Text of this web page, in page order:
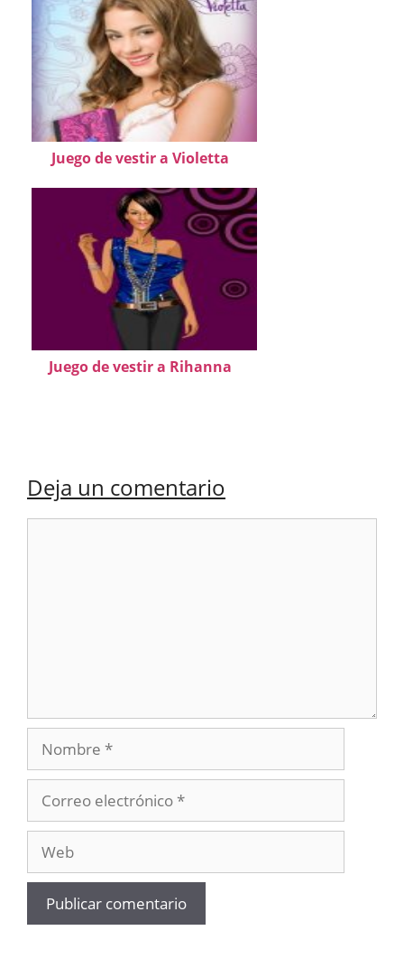
Juego de vestir a Violetta
Juego de vestir a Rihanna
Deja un comentario
Nombre
electrónico